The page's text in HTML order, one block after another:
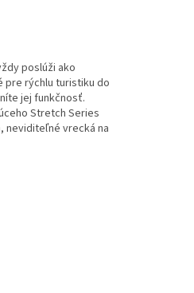
poslúži ako
pre rýchlu turistiku do
jej funkčnosť.
Stretch Series
neviditeľné vrecká na